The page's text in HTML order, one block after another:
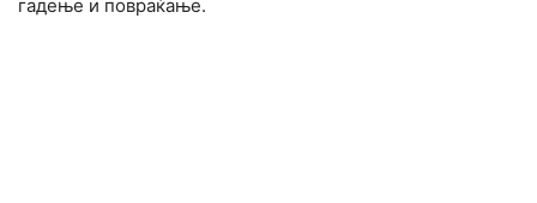
гадење и повраќање.